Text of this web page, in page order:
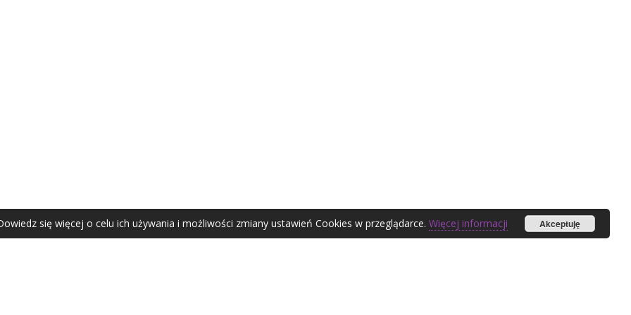
Agata Zubel © 2021
się więcej o celu ich używania i możliwości zmiany ustawień Cookies w przeglądarce. Więcej informacji Akceptuję